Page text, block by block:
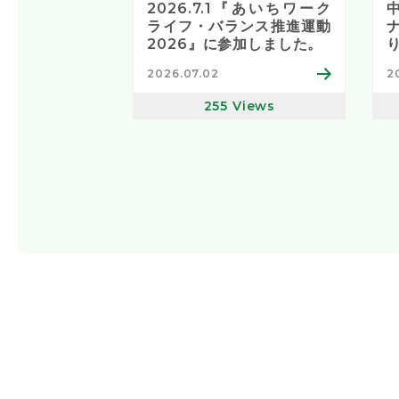
2026.7.1『あいちワーク
ライフ・バランス推進運動
2026』に参加しました。
2026.07.02
255 Views